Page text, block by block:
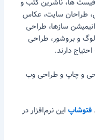
ها، ناشرین کتب و
طراحان سایت، عکاس
سازها، طراحی
و بروشور، طراحی
دارند.
و چاپ و طراحی وب
فتوشاپ این نرم‌افزار در